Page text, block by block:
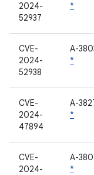
2024-
52937
*
CVE-
2024-
52938
A-
*
CVE-
2024-
47894
A-
*
CVE-
2024-
A-
*